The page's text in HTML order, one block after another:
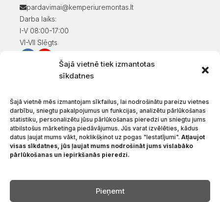
Šajā vietnē tiek izmantotas
sīkdatnes
Šajā vietnē mēs izmantojam sīkfailus, lai nodrošinātu pareizu vietnes
darbību, sniegtu pakalpojumus un funkcijas, analizētu pārlūkošanas
statistiku, personalizētu jūsu pārlūkošanas pieredzi un sniegtu jums
atbilstošus mārketinga piedāvājumus. Jūs varat izvēlēties, kādus
datus ļaujat mums vākt, noklikšķinot uz pogas "Iestatījumi". Atļaujot
visas sīkdatnes, jūs ļaujat mums nodrošināt jums vislabāko
pārlūkošanas un iepirkšanās pieredzi.
Pieņemt
pardavimai@kemperiuremontas.lt
Darba laiks:
I-V 08:00-17:00
VI-VII Slēgts
Informācija klientiem
Preču piegāde
Preču atgriešana
Nosacījumi un noteikumi
Konfidencialitātes politika
Par mums
Valoda